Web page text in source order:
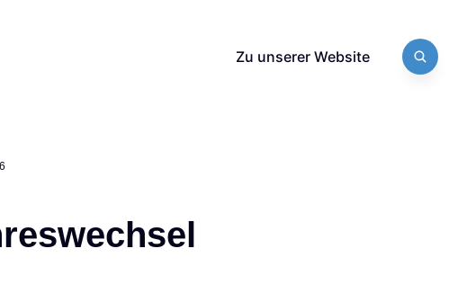
Zu unserer Website